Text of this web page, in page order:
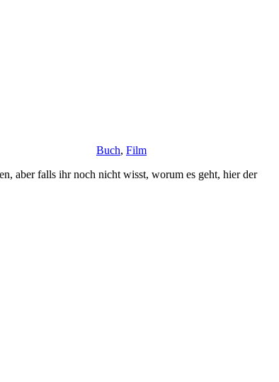
Buch, Film
aber falls ihr noch nicht wisst, worum es geht, hier der